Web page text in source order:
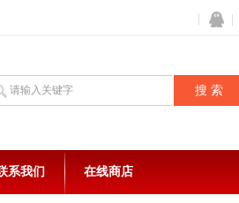
系我们 在线商店